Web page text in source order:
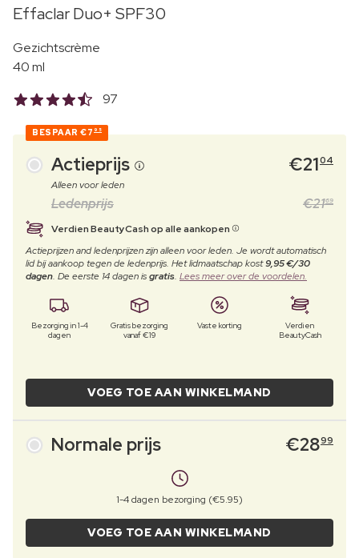
Effaclar Duo+ SPF30
Gezichtscrème
40 ml
97
BESPAAR €7 95
Actieprijs €2104
Alleen voor leden
Ledenprijs €2169
Verdien BeautyCash op alle aankopen
Actieprijzen and ledenprijzen zijn alleen voor leden. Je wordt automatisch
lid bij aankoop tegen de ledenprijs. Het lidmaatschap kost9,95 €/30
dagen. De eerste 14 dagen isgratis. Lees meer over de voordelen.
Bezorging in 1-4
dagen
Gratis bezorging
vanaf €19
Vaste korting
Verdien
BeautyCash
VOEG TOE AAN WINKELMAND
Normale prijs €2899
1-4 dagen bezorging (€5.95)
VOEG TOE AAN WINKELMAND